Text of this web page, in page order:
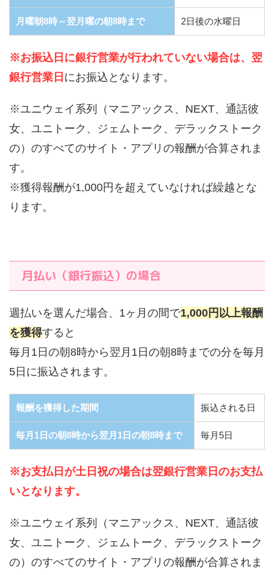
月曜朝8時～翌月曜の朝8時まで 2日後の水曜日
※お振込日に銀行営業が行われていない場合は、翌
銀行営業日 にお振込となります。
※ユニウェイ系列（マニアックス、NEXT、通話彼
女、ユニトーク、ジェムトーク、デラックストーク
の）のすべてのサイト・アプリの報酬が合算されま
す。
※獲得報酬が1,000円を超えていなければ繰越とな
ります。
月払い（銀行振込）の場合
週払いを選んだ場合、1ヶ月の間で1,000円以上報酬
を獲得すると
毎月1日の朝8時から翌月1日の朝8時までの分を毎月
5日に振込されます。
報酬を獲得した期間 振込される日
毎月1日の朝8時から翌月1日の朝8時まで 毎月5日
※お支払日が土日祝の場合は翌銀行営業日のお支払
いとなります。
※ユニウェイ系列（マニアックス、NEXT、通話彼
女、ユニトーク、ジェムトーク、デラックストーク
の）のすべてのサイト・アプリの報酬が合算されま